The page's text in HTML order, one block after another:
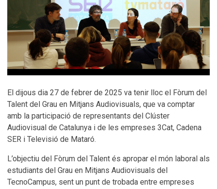
El dijous dia 27 de febrer de 2025 va tenir lloc el Fòrum del
Talent del Grau en Mitjans Audiovisuals, que va comptar
amb la participació de representants del Clúster
Audiovisual de Catalunya i de les empreses 3Cat, Cadena
SER i Televisió de Mataró.
L’objectiu del Fòrum del Talent és apropar el món laboral als
estudiants del Grau en Mitjans Audiovisuals del
TecnoCampus, sent un punt de trobada entre empreses